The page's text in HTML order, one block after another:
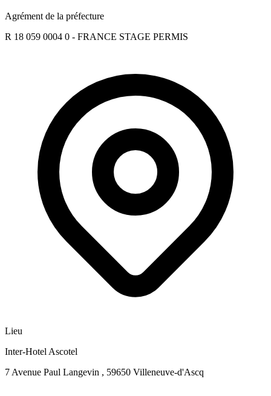
Agrément de la préfecture
R 18 059 0004 0 - FRANCE STAGE PERMIS
Lieu
Inter-Hotel Ascotel
7 Avenue Paul Langevin , 59650 Villeneuve-d'Ascq